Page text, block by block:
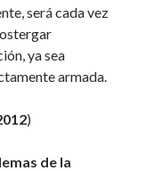
será cada vez
ya sea
armada.
)
de la